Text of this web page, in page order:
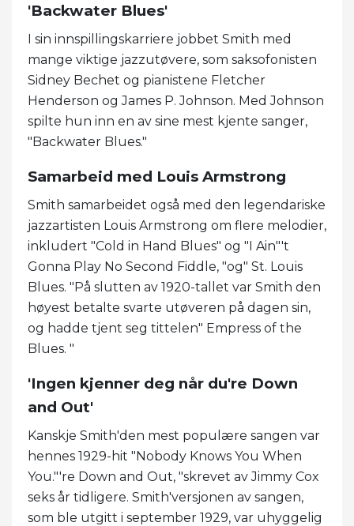
'Backwater Blues'
I sin innspillingskarriere jobbet Smith med
mange viktige jazzutøvere, som saksofonisten
Sidney Bechet og pianistene Fletcher
Henderson og James P. Johnson. Med Johnson
spilte hun inn en av sine mest kjente sanger,
"Backwater Blues."
Samarbeid med Louis Armstrong
Smith samarbeidet også med den legendariske
jazzartisten Louis Armstrong om flere melodier,
inkludert "Cold in Hand Blues" og "I Ain"'t
Gonna Play No Second Fiddle, "og" St. Louis
Blues. "På slutten av 1920-tallet var Smith den
høyest betalte svarte utøveren på dagen sin,
og hadde tjent seg tittelen" Empress of the
Blues. "
'Ingen kjenner deg når du're Down
and Out'
Kanskje Smith'den mest populære sangen var
hennes 1929-hit "Nobody Knows You When
You."'re Down and Out, "skrevet av Jimmy Cox
seks år tidligere. Smith'versjonen av sangen,
som ble utgitt i september 1929, var uhyggelig